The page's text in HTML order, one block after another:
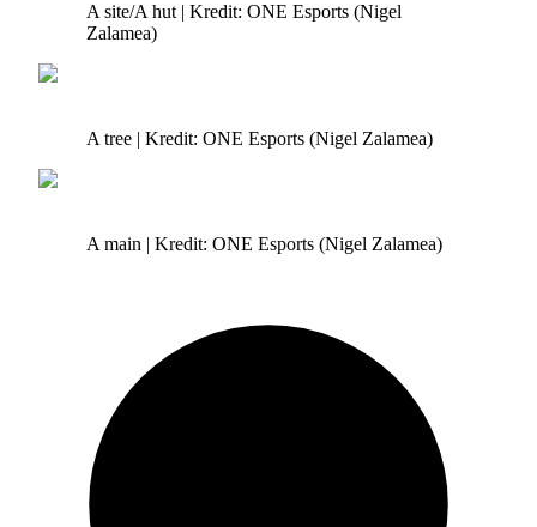
A site/A hut | Kredit: ONE Esports (Nigel
Zalamea)
A tree | Kredit: ONE Esports (Nigel Zalamea)
A main | Kredit: ONE Esports (Nigel Zalamea)